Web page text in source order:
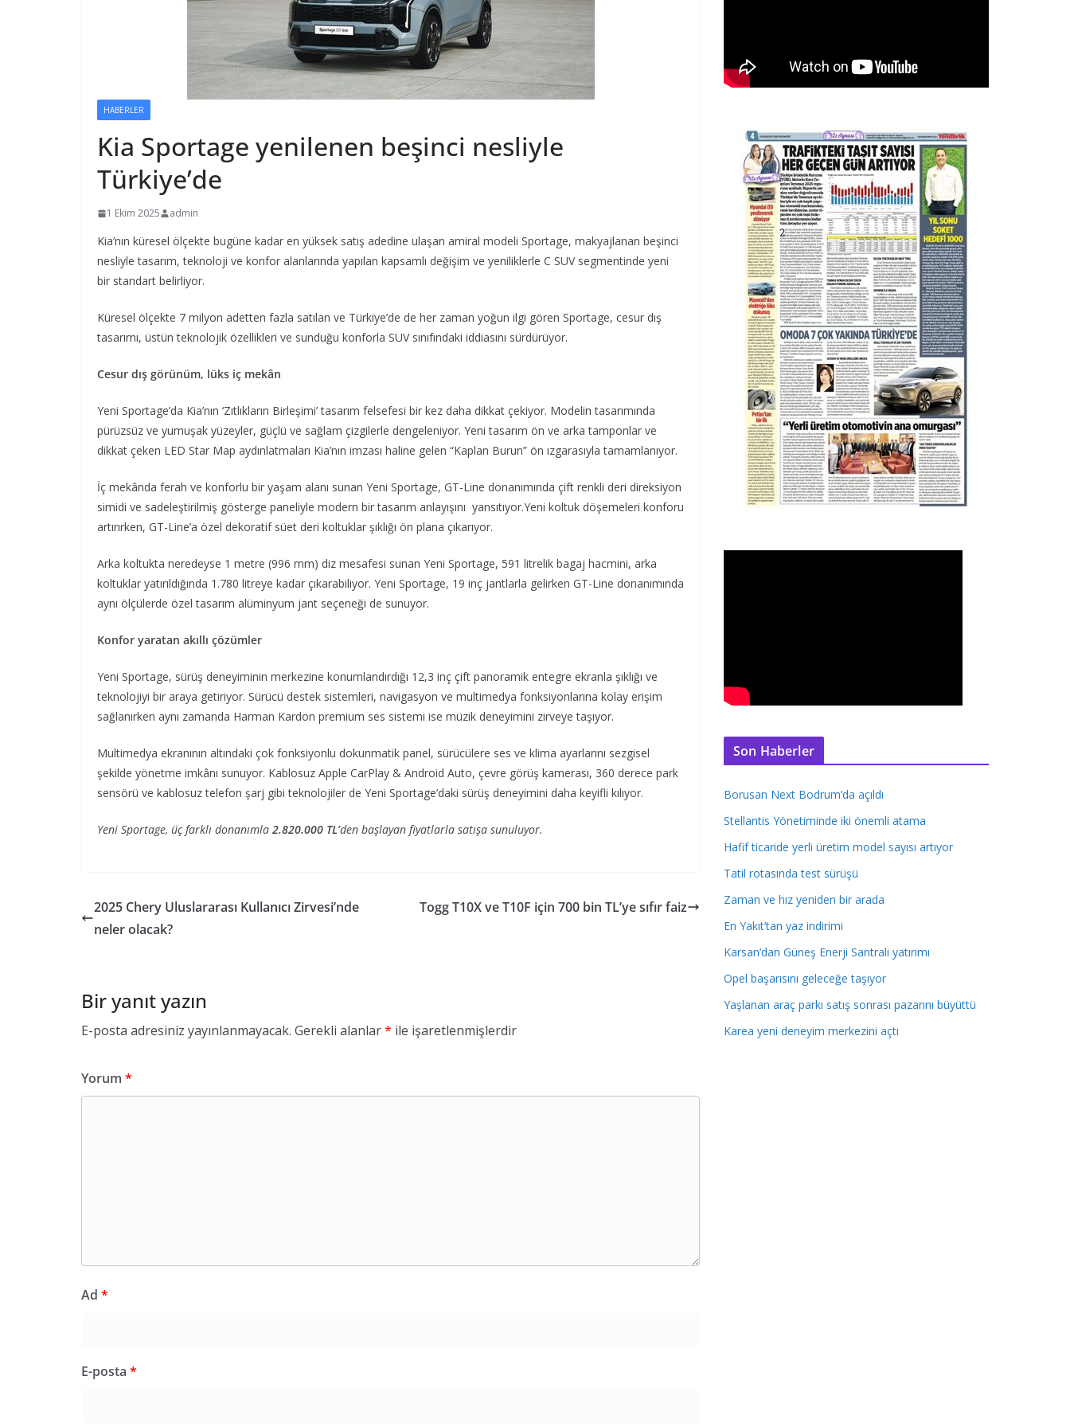
HABERLER
Kia Sportage yenilenen beşinci nesliyle
Türkiye’de
1 Ekim 2025 admin
Kia’nın küresel ölçekte bugüne kadar en yüksek satış adedine ulaşan amiral modeli Sportage, makyajlanan beşinci
nesliyle tasarım, teknoloji ve konfor alanlarında yapılan kapsamlı değişim ve yeniliklerle C SUV segmentinde yeni
bir standart belirliyor.
Küresel ölçekte 7 milyon adetten fazla satılan ve Türkiye’de de her zaman yoğun ilgi gören Sportage, cesur dış
tasarımı, üstün teknolojik özellikleri ve sunduğu konforla SUV sınıfındaki iddiasını sürdürüyor.
Cesur dış görünüm, lüks iç mekân
Yeni Sportage’da Kia’nın ‘Zıtlıkların Birleşimi’ tasarım felsefesi bir kez daha dikkat çekiyor. Modelin tasarımında
pürüzsüz ve yumuşak yüzeyler, güçlü ve sağlam çizgilerle dengeleniyor. Yeni tasarım ön ve arka tamponlar ve
dikkat çeken LED Star Map aydınlatmaları Kia’nın imzası haline gelen “Kaplan Burun” ön ızgarasıyla tamamlanıyor.
İç mekânda ferah ve konforlu bir yaşam alanı sunan Yeni Sportage, GT-Line donanımında çift renkli deri direksiyon
simidi ve sadeleştirilmiş gösterge paneliyle modern bir tasarım anlayışını yansıtıyor.Yeni koltuk döşemeleri konforu
artırırken, GT-Line’a özel dekoratif süet deri koltuklar şıklığı ön plana çıkarıyor.
Arka koltukta neredeyse 1 metre (996 mm) diz mesafesi sunan Yeni Sportage, 591 litrelik bagaj hacmini, arka
koltuklar yatırıldığında 1.780 litreye kadar çıkarabiliyor. Yeni Sportage, 19 inç jantlarla gelirken GT-Line donanımında
aynı ölçülerde özel tasarım alüminyum jant seçeneği de sunuyor.
Konfor yaratan akıllı çözümler
Yeni Sportage, sürüş deneyiminin merkezine konumlandırdığı 12,3 inç çift panoramik entegre ekranla şıklığı ve
teknolojiyi bir araya getiriyor. Sürücü destek sistemleri, navigasyon ve multimedya fonksiyonlarına kolay erişim
sağlanırken aynı zamanda Harman Kardon premium ses sistemi ise müzik deneyimini zirveye taşıyor.
Multimedya ekranının altındaki çok fonksiyonlu dokunmatik panel, sürücülere ses ve klima ayarlarını sezgisel
şekilde yönetme imkânı sunuyor. Kablosuz Apple CarPlay & Android Auto, çevre görüş kamerası, 360 derece park
sensörü ve kablosuz telefon şarj gibi teknolojiler de Yeni Sportage’daki sürüş deneyimini daha keyifli kılıyor.
Yeni Sportage, üç farklı donanımla 2.820.000 TL’den başlayan fiyatlarla satışa sunuluyor.
2025 Chery Uluslararası Kullanıcı Zirvesi’nde
neler olacak?
Togg T10X ve T10F için 700 bin TL’ye sıfır faiz
Bir yanıt yazın
E-posta adresiniz yayınlanmayacak. Gerekli alanlar* ile işaretlenmişlerdir
Yorum *
Ad *
E-posta *
Son Haberler
Borusan Next Bodrum’da açıldı
Stellantis Yönetiminde iki önemli atama
Hafif ticaride yerli üretim model sayısı artıyor
Tatil rotasında test sürüşü
Zaman ve hız yeniden bir arada
En Yakıt’tan yaz indirimi
Karsan’dan Güneş Enerji Santrali yatırımı
Opel başarısını geleceğe taşıyor
Yaşlanan araç parkı satış sonrası pazarını büyüttü
Karea yeni deneyim merkezini açtı